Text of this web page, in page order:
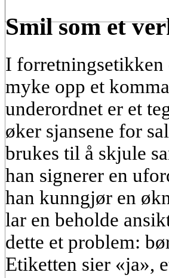
Smil som et
I forretningsetikken
myke opp et
underordnet er et
øker sjansene for
brukes til å skjule
han signerer en
han kunngjør en
lar en beholde
dette et problem:
Etiketten sier «ja»,